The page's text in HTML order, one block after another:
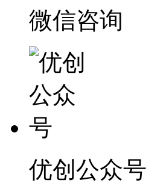
微信咨询
优创公众号